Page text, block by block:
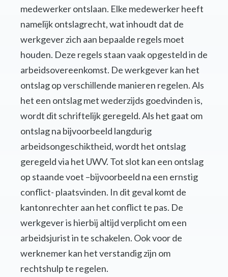
medewerker ontslaan. Elke medewerker heeft
namelijk ontslagrecht, wat inhoudt dat de
werkgever zich aan bepaalde regels moet
houden. Deze regels staan vaak opgesteld in de
arbeidsovereenkomst. De werkgever kan het
ontslag op verschillende manieren regelen. Als
het een ontslag met wederzijds goedvinden is,
wordt dit schriftelijk geregeld. Als het gaat om
ontslag na bijvoorbeeld langdurig
arbeidsongeschiktheid, wordt het ontslag
geregeld via het UWV. Tot slot kan een ontslag
op staande voet –bijvoorbeeld na een ernstig
conflict- plaatsvinden. In dit geval komt de
kantonrechter aan het conflict te pas. De
werkgever is hierbij altijd verplicht om een
arbeidsjurist in te schakelen. Ook voor de
werknemer kan het verstandig zijn om
rechtshulp te regelen.